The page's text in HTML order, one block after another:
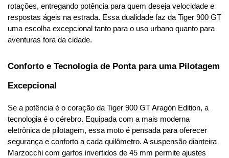
rotações, entregando potência para quem deseja velocidade e
respostas ágeis na estrada. Essa dualidade faz da Tiger 900 GT
uma escolha excepcional tanto para o uso urbano quanto para
aventuras fora da cidade.
Conforto e Tecnologia de Ponta para uma Pilotagem
Excepcional
Se a potência é o coração da Tiger 900 GT Aragón Edition, a
tecnologia é o cérebro. Equipada com a mais moderna
eletrônica de pilotagem, essa moto é pensada para oferecer
segurança e conforto a cada quilômetro. A suspensão dianteira
Marzocchi com garfos invertidos de 45 mm permite ajustes